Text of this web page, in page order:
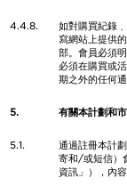
4.4.8.
如對購買紀錄
寫網站上提供
部。會員必須
必須在購買或
期之外的任何
5. 有關本計劃和
5.1.
通過註冊本計
寄和/或短信）
資訊」），內